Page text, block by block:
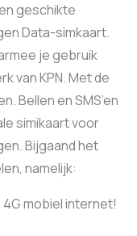
geschikte
Data-simkaart.
je gebruik
van KPN. Met de
Bellen en SMS’en
simikaart voor
Bijgaand het
namelijk:
mobiel internet!